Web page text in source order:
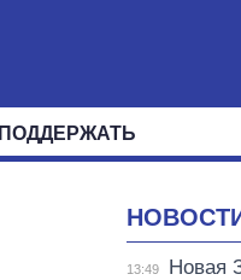
ПОДДЕРЖАТЬ
13:49
Новая